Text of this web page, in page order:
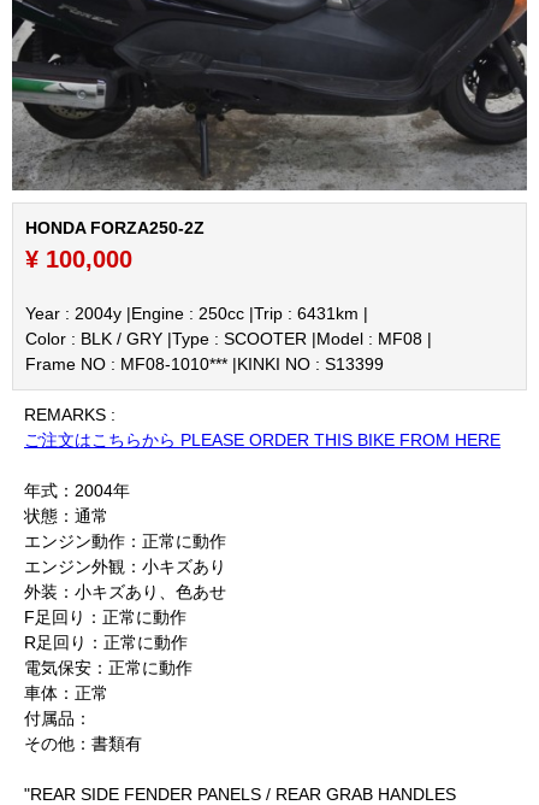
HONDA FORZA250-2Z
¥ 100,000
Year : 2004y |Engine : 250cc |Trip : 6431km |
Color : BLK / GRY |Type : SCOOTER |Model : MF08 |
Frame NO : MF08-1010*** |KINKI NO : S13399
REMARKS :
ご注文はこちらから PLEASE ORDER THIS BIKE FROM HERE
年式：2004年
状態：通常
エンジン動作：正常に動作
エンジン外観：小キズあり
外装：小キズあり、色あせ
F足回り：正常に動作
R足回り：正常に動作
電気保安：正常に動作
車体：正常
付属品：
その他：書類有
"REAR SIDE FENDER PANELS / REAR GRAB HANDLES